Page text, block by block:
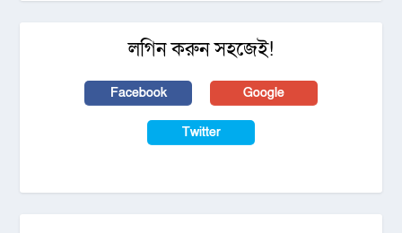
লগিন করুন সহজেই!
Facebook Google
Twitter